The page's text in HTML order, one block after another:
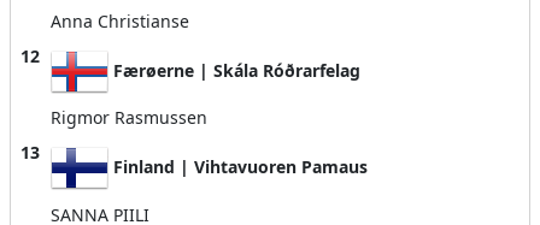
Anna Christianse
12
Færøerne | Skála Róðrarfelag
Rigmor Rasmussen
13
Finland | Vihtavuoren Pamaus
SANNA PIILI